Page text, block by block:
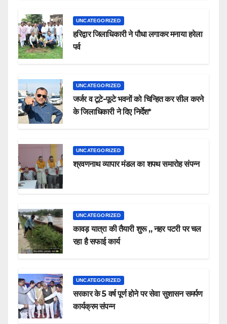
UNCATEGORIZED
हरिद्वार जिलाधिकारी ने पौधा लगाकर मनाया हरेला
पर्व
UNCATEGORIZED
जर्जर व टूटे-फूटे भवनों को चिन्हित कर सील करने
के जिलाधिकारी ने दिए निर्देश*
UNCATEGORIZED
श्रवणनाथ व्यापार मंडल का शपथ समारोह संपन्न
UNCATEGORIZED
कावड़ यात्रा की तैयारी शुरू ,, नहर पटरी पर चल
रहा है सफाई कार्य
UNCATEGORIZED
सरकार के 5 वर्ष पूर्ण होने पर सेवा सुशासन समर्पण
कार्यक्रम संपन्न